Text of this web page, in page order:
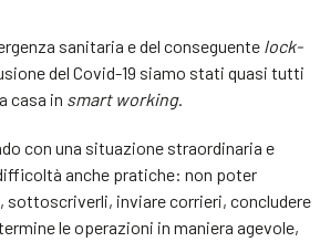
sanitaria e del conseguente lock-
del Covid-19 siamo stati quasi tutti
casa in smart working.
con una situazione straordinaria e
anche pratiche: non poter
sottoscriverli, inviare corrieri, concludere
le operazioni in maniera agevole,